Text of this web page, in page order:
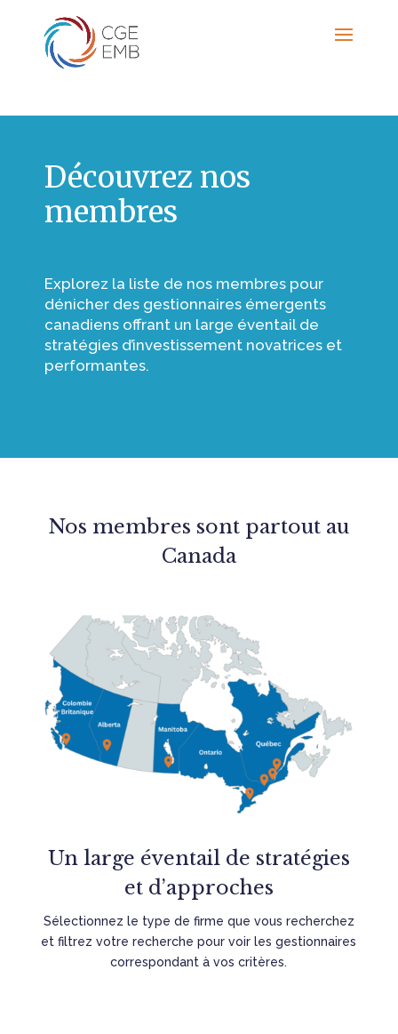
Découvrez nos
membres
Explorez la liste de nos membres pour
dénicher des gestionnaires émergents
canadiens offrant un large éventail de
stratégies d’investissement novatrices et
performantes.
Nos membres sont partout au
Canada
Un large éventail de stratégies
et d’approches
Sélectionnez le type de firme que vous recherchez
et filtrez votre recherche pour voir les gestionnaires
correspondant à vos critères.